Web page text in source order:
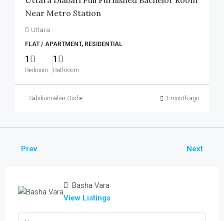
Near Metro Station
Uttara
FLAT / APARTMENT, RESIDENTIAL
1
Bedroom
1
Bathroom
Sabikunnahar Oishe 1 month ago
Prev Next
Basha Vara
View Listings